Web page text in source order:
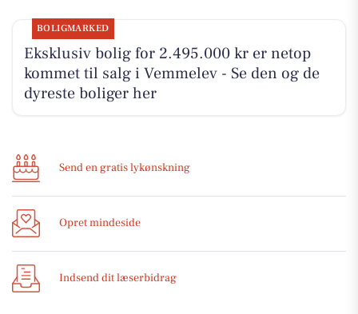
BOLIGMARKED
Eksklusiv bolig for 2.495.000 kr er netop
kommet til salg i Vemmelev - Se den og de
dyreste boliger her
Send en gratis lykønskning
Opret mindeside
Indsend dit læserbidrag